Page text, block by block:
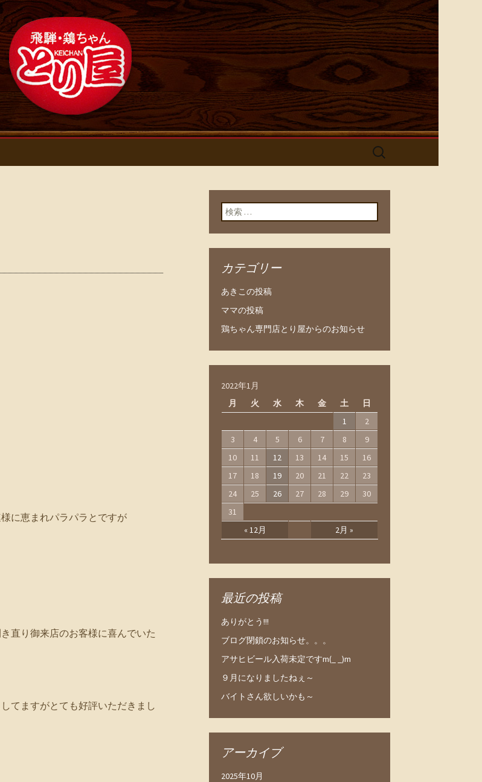
鶏料理・居酒屋【とり
検
に恵まれパラパラとですが
直り御来店のお客様に喜んでいた
てますがとても好評いただきまし
検索:
カテゴリー
あきこの投稿
ママの投稿
鶏ちゃん専門店とり屋からのお知らせ
2022年1月
月
火 水 木 金 土 日
« 12月 2月 »
1
2
3
4 5 6 7 8
9
10
11 12 13 14 15
16
17
18 19 20 21 22
23
24
25 26 27 28 29
30
31
最近の投稿
ありがとう!!!
ブログ閉鎖のお知らせ。。。
アサヒビール入荷未定ですm(_ _)m
９月になりましたねぇ～
バイトさん欲しいかも～
アーカイブ
2025年10月